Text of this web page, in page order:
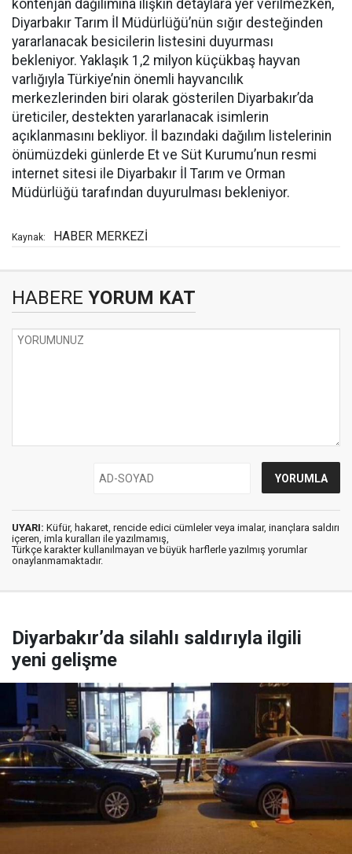
kontenjan dağılımına ilişkin detaylara yer verilmezken,
Diyarbakır Tarım İl Müdürlüğü’nün sığır desteğinden
yararlanacak besicilerin listesini duyurması
bekleniyor. Yaklaşık 1,2 milyon küçükbaş hayvan
varlığıyla Türkiye’nin önemli hayvancılık
merkezlerinden biri olarak gösterilen Diyarbakır’da
üreticiler, destekten yararlanacak isimlerin
açıklanmasını bekliyor. İl bazındaki dağılım listelerinin
önümüzdeki günlerde Et ve Süt Kurumu’nun resmi
internet sitesi⁠ ile Diyarbakır İl Tarım ve Orman
Müdürlüğü tarafından duyurulması bekleniyor.
Kaynak: HABER MERKEZİ
HABERE YORUM KAT
UYARI: Küfür, hakaret, rencide edici cümleler veya imalar, inançlara saldırı
içeren, imla kuralları ile yazılmamış,
Türkçe karakter kullanılmayan ve büyük harflerle yazılmış yorumlar
onaylanmamaktadır.
Diyarbakır’da silahlı saldırıyla ilgili
yeni gelişme